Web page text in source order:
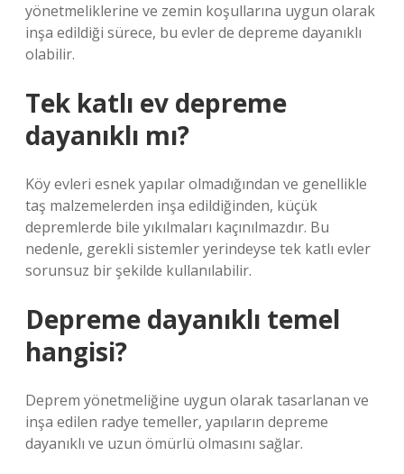
yönetmeliklerine ve zemin koşullarına uygun olarak
inşa edildiği sürece, bu evler de depreme dayanıklı
olabilir.
Tek katlı ev depreme
dayanıklı mı?
Köy evleri esnek yapılar olmadığından ve genellikle
taş malzemelerden inşa edildiğinden, küçük
depremlerde bile yıkılmaları kaçınılmazdır. Bu
nedenle, gerekli sistemler yerindeyse tek katlı evler
sorunsuz bir şekilde kullanılabilir.
Depreme dayanıklı temel
hangisi?
Deprem yönetmeliğine uygun olarak tasarlanan ve
inşa edilen radye temeller, yapıların depreme
dayanıklı ve uzun ömürlü olmasını sağlar.